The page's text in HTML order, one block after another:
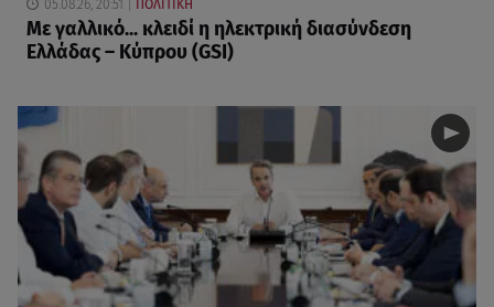
05.08.26, 20:51 ΠΟΛΙΤΙΚΗ
Με γαλλικό... κλειδί η ηλεκτρική διασύνδεση
Ελλάδας – Κύπρου (GSI)